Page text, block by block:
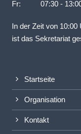
Fr: 07:30 - 13:00
In der Zeit von 10:00
ist das Sekretariat
Startseite
Organisation
Kontakt